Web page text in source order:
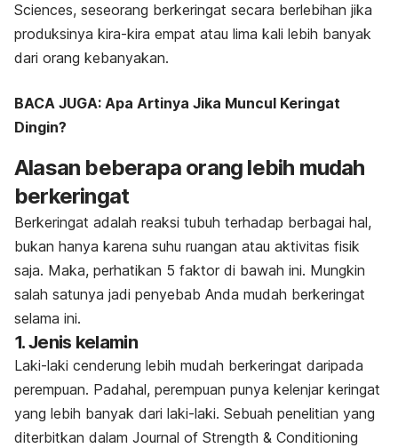
Sciences, seseorang berkeringat secara berlebihan jika
produksinya kira-kira empat atau lima kali lebih banyak
dari orang kebanyakan.
BACA JUGA: Apa Artinya Jika Muncul Keringat
Dingin?
Alasan beberapa orang lebih mudah
berkeringat
Berkeringat adalah reaksi tubuh terhadap berbagai hal,
bukan hanya karena suhu ruangan atau aktivitas fisik
saja. Maka, perhatikan 5 faktor di bawah ini. Mungkin
salah satunya jadi penyebab Anda mudah berkeringat
selama ini.
1. Jenis kelamin
Laki-laki cenderung lebih mudah berkeringat daripada
perempuan. Padahal, perempuan punya kelenjar keringat
yang lebih banyak dari laki-laki. Sebuah penelitian yang
diterbitkan dalam Journal of Strength & Conditioning